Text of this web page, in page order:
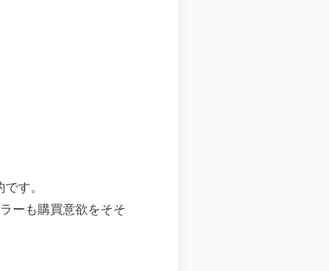
す。
ーも購買意欲をそそ